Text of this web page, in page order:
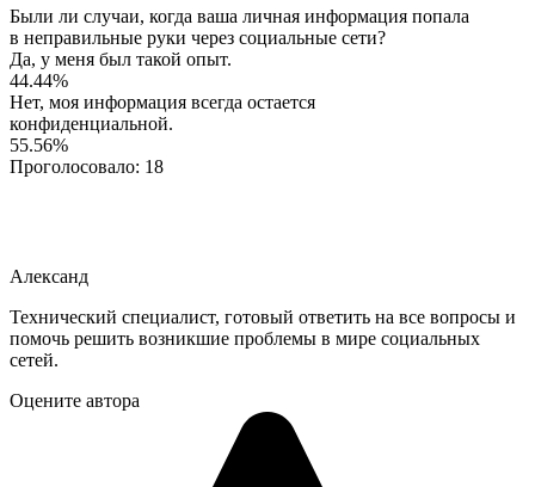
Были ли случаи, когда ваша личная информация попала
в неправильные руки через социальные сети?
Да, у меня был такой опыт.
44.44%
Нет, моя информация всегда остается
конфиденциальной.
55.56%
Проголосовало: 18
Александ
Технический специалист, готовый ответить на все вопросы и
помочь решить возникшие проблемы в мире социальных
сетей.
Оцените автора